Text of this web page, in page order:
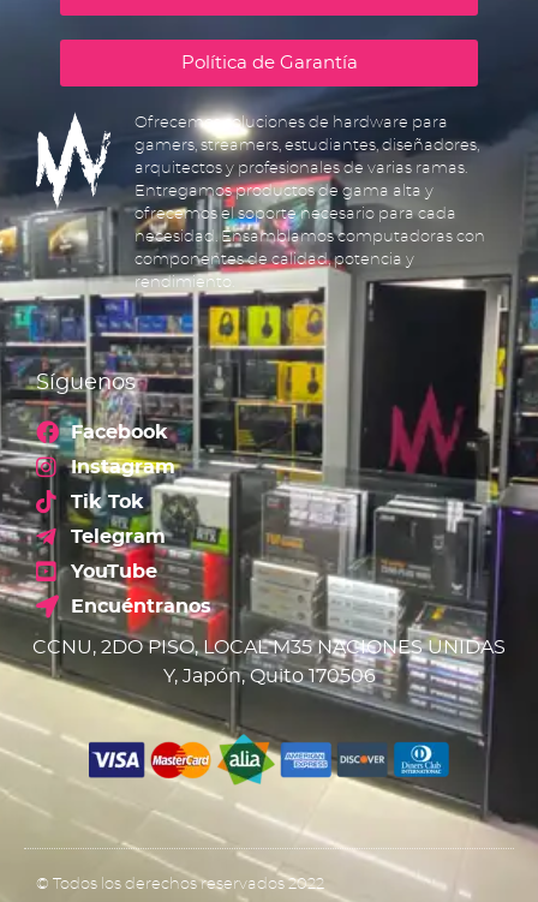
Política de Garantía
Ofrecemos soluciones de hardware para
gamers, streamers, estudiantes, diseñadores,
arquitectos y profesionales de varias ramas.
Entregamos productos de gama alta y
ofrecemos el soporte necesario para cada
necesidad. Ensamblamos computadoras con
componentes de calidad, potencia y
rendimiento.
Síguenos
Facebook
Instagram
Tik Tok
Telegram
YouTube
Encuéntranos
CCNU, 2DO PISO, LOCAL M35 NACIONES UNIDAS
Y, Japón, Quito 170506
© Todos los derechos reservados 2022